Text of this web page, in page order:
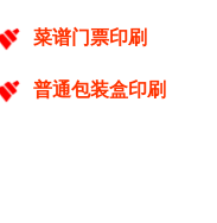
菜谱门票印刷
普通包装盒印刷